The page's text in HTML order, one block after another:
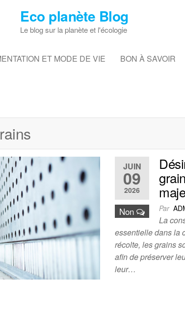
Eco planète Blog
Le blog sur la planète et l'écologie
ET MODE DE VIE BON À SAVOIR
JUIN
09
2026
Non Par
La
essentielle dans la
récolte, les grains
afin de préserver
leur…